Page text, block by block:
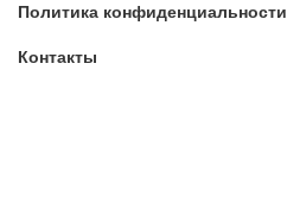
Политика конфиденциальности
Контакты